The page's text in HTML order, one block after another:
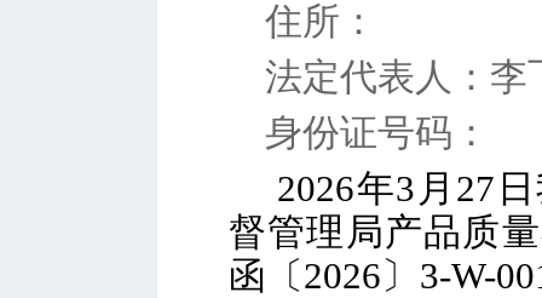
住
法定代
身份证号码：
2026年3月27
督管理局产品质
函〔2026〕3-W-